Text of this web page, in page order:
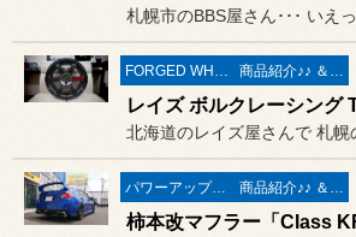
札幌市のBBS屋さん･･･ いえっ
FORGED WHEELS 商品紹介♪♪ ＆ ”フィール”からのお知らせ。
パワーアップ系 マフラー＆エアークリーナー＆ＥＣＵ 商品紹介♪♪ ＆ ”フィール”からのお知らせ。